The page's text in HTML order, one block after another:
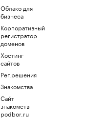
Облако для
бизнеса
Корпоративный
регистратор
доменов
Хостинг
сайтов
Рег.решения
Знакомства
Сайт
знакомств
podbor.ru